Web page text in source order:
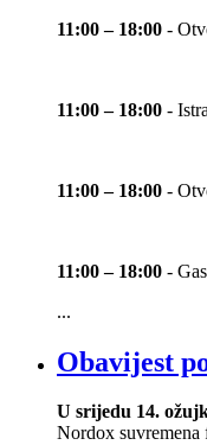
11:00 – 18:00 -
11:00 – 18:00 -
11:00 – 18:00 -
11:00 – 18:00 -
...
Obavijest
U srijedu 14.
Nordox suvremena